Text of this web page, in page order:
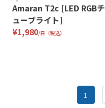
Amaran T2c [LED RGBチ
ューブライト]
¥1,980/日（税込）
1